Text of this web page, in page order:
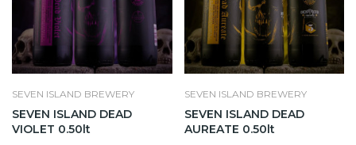
SEVEN ISLAND BREWERY
SEVEN ISLAND DEAD
VIOLET 0.50lt
SEVEN ISLAND BREWERY
SEVEN ISLAND DEAD
AUREATE 0.50lt